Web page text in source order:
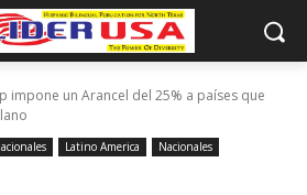
impone un Arancel del 25% a países que
Latino America
Nacionales